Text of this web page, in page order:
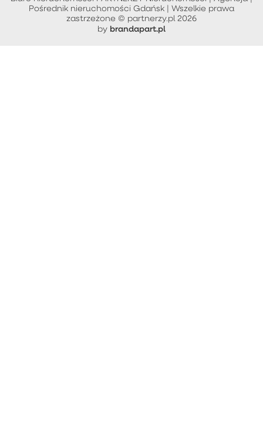
Pośrednik nieruchomości Gdańsk | Wszelkie prawa
zastrzeżone © partnerzy.pl 2026
by brandapart.pl